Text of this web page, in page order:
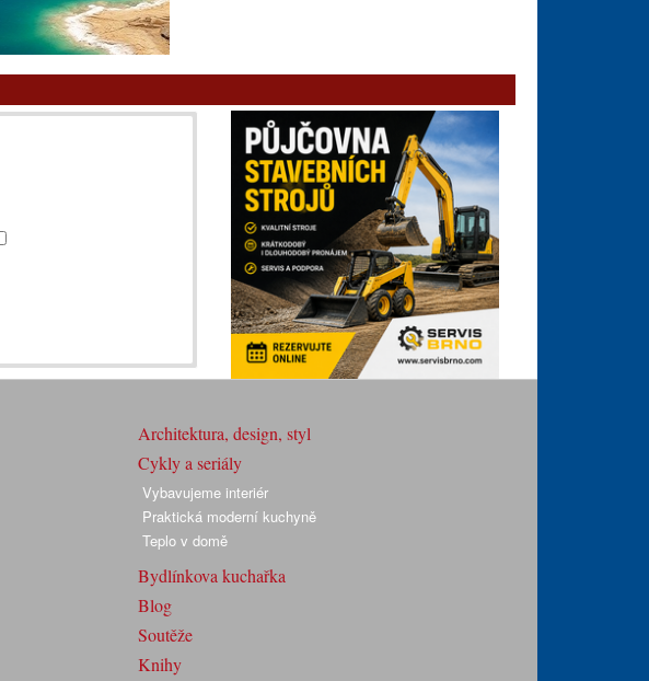
Architektura, design, styl
Cykly a seriály
Vybavujeme interiér
Praktická moderní kuchyně
Teplo v domě
Bydlínkova kuchařka
Blog
Soutěže
Knihy